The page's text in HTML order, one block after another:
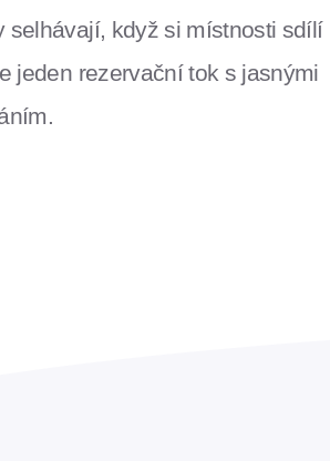
selhávají, když si místnosti sdílí
jeden rezervační tok s jasnými